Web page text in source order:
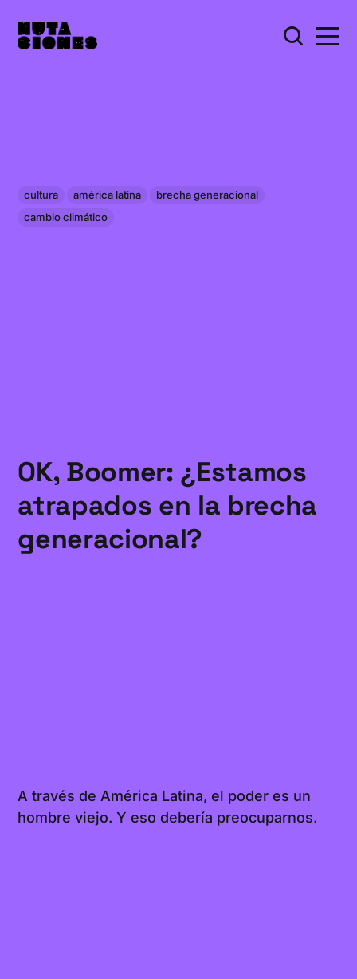
cultura américa latina
brecha generacional
cambio climático
OK, Boomer: ¿Estamos
atrapados en la brecha
generacional?
A través de América Latina, el poder es un
hombre viejo. Y eso debería preocuparnos.